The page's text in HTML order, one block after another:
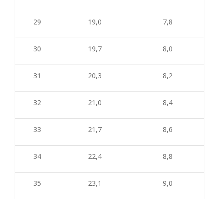
29 19,0 7,8
30 19,7 8,0
31 20,3 8,2
32 21,0 8,4
33 21,7 8,6
34 22,4 8,8
35 23,1 9,0